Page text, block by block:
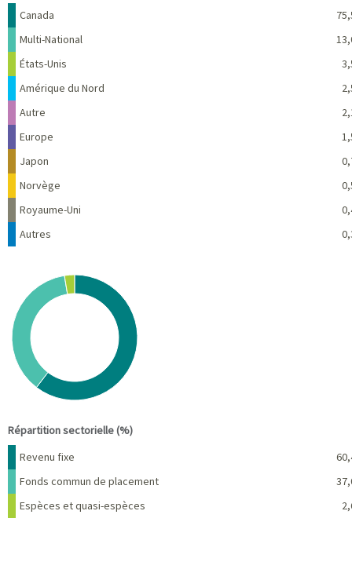
Nom
Pourcentage
Canada
Multi-National
États-Unis
Amérique du Nord
Autre
Europe
Japon
Norvège
Royaume-Uni
Autres
Chart
Pie chart with 3 slices.
View as data table, Chart
Répartition sectorielle (%)
Nom Pourcentage
Revenu fixe
Fonds commun de placement
Espèces et quasi-espèces